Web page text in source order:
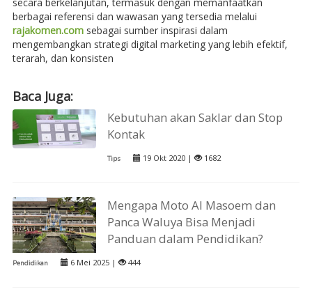
berbagai referensi dan wawasan yang tersedia melalui
rajakomen.comsebagai sumber inspirasi dalam
mengembangkan strategi digital marketing yang lebih efektif,
terarah, dan konsisten
Baca Juga:
Kebutuhan akan Saklar dan Stop
Kontak
Tips 19 Okt 2020 | 1682
Mengapa Moto Al Masoem dan
Panca Waluya Bisa Menjadi
Panduan dalam Pendidikan?
Pendidikan 6 Mei 2025 | 444